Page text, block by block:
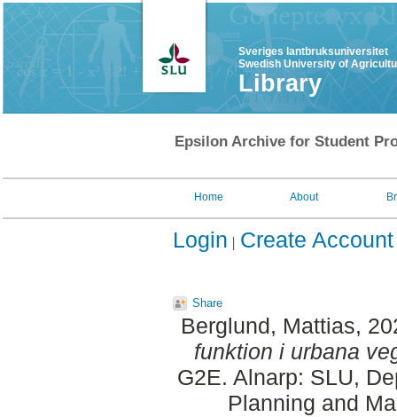
Sveriges lantbruksuniversitet
Swedish University of
Library
Epsilon Archive for Student
Home About
Login Create Account
Share
Berglund, Mattias,
funktion i urbana
G2E. Alnarp: SLU,
Planning and